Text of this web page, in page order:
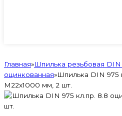
Главная»Шпилька резьбовая DIN
оцинкованная»Шпилька DIN 975
M22х1000 мм, 2 шт.